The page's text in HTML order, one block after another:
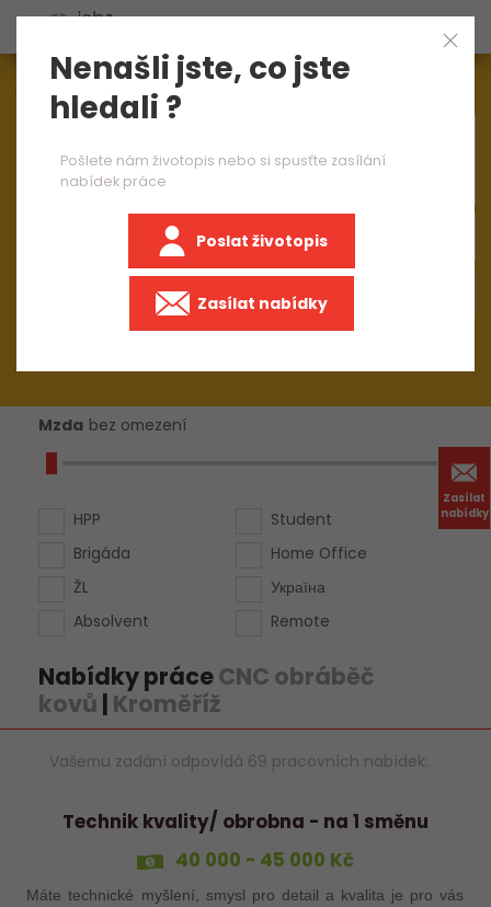
Zasílat
nabídky
Aktuálně1545nabídek práce
Mzda bez omezení
HPP
Brigáda
ŽL
Absolvent
Student
Home Office
Україна
Remote
Nabídky práceCNC obráběč
kovů | Kroměříž
Vašemu zadání odpovídá 69 pracovních nabídek:
Technik kvality/ obrobna - na 1 směnu
40 000 - 45 000 Kč
Máte technické myšlení, smysl pro detail a kvalita je pro vás
Nenašli jste, co jste
hledali ?
Pošlete nám životopis nebo si spusťte zasílání
nabídek práce
Poslat životopis
Zasílat nabídky